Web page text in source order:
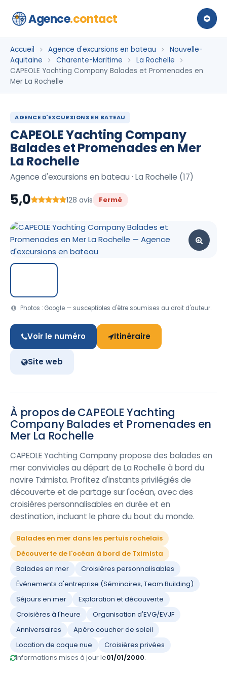
Agence.contact
Accueil Agence d'excursions en bateau
Nouvelle-
Aquitaine
Charente-Maritime
La Rochelle
CAPEOLE Yachting Company Balades et Promenades en
Mer La Rochelle
AGENCE D'EXCURSIONS EN BATEAU
CAPEOLE Yachting Company
Balades et Promenades en Mer
La Rochelle
Agence d'excursions en bateau · La Rochelle (17)
5,0 128 avis Fermé
Photos : Google — susceptibles d'être soumises au droit d'auteur.
Voir le numéro Itinéraire
Site web
À propos de CAPEOLE Yachting
Company Balades et Promenades en
Mer La Rochelle
CAPEOLE Yachting Company propose des balades en
mer conviviales au départ de La Rochelle à bord du
navire Tximista. Profitez d'instants privilégiés de
découverte et de partage sur l'océan, avec des
croisières personnalisables en durée et en
destination, incluant le phare du bout du monde.
Balades en mer dans les pertuis rochelais
Découverte de l'océan à bord de Tximista
Balades en mer
Croisières personnalisables
Événements d'entreprise (Séminaires, Team Building)
Séjours en mer
Exploration et découverte
Croisières à l'heure
Organisation d'EVG/EVJF
Anniversaires
Apéro coucher de soleil
Location de coque nue
Croisières privées
Informations mises à jour le01/01/2000.